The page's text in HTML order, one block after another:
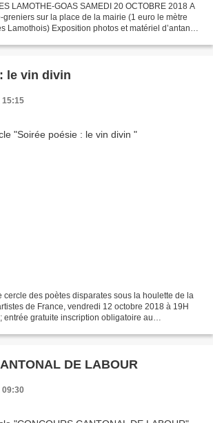
LAMOTHE-GOAS SAMEDI 20 OCTOBRE 2018 A
sur la place de la mairie (1 euro le mètre
Lamothois) Exposition photos et matériel d’antan
le vin divin
15:15
cercle des poètes disparates sous la houlette de la
de France, vendredi 12 octobre 2018 à 19H
entrée gratuite inscription obligatoire au
DE LABOUR
09:30